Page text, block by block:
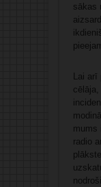
sākas
Lai
mums
radio